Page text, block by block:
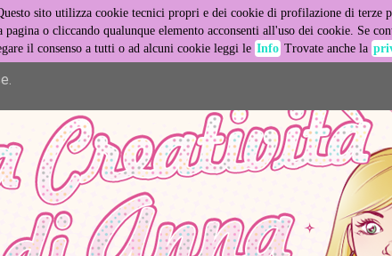
sito utilizza cookie tecnici propri e dei cookie di profilazione di terze
pagina o cliccando qualunque elemento acconsenti all'uso dei cookie. Se
il consenso a tutti o ad alcuni cookie leggi le Info Trovate anche la
its services and to analyze traffic. Your IP address and
and security metrics to ensure quality of service,